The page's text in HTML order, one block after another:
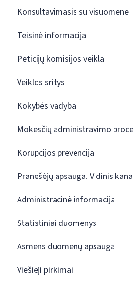
Konsultavimasis su visuomene
Teisinė informacija
Peticijų komisijos veikla
Veiklos sritys
Kokybės vadyba
Mokesčių administravimo
Korupcijos prevencija
Pranešėjų apsauga. Vidinis
Administracinė informacija
Statistiniai duomenys
Asmens duomenų apsauga
Viešieji pirkimai